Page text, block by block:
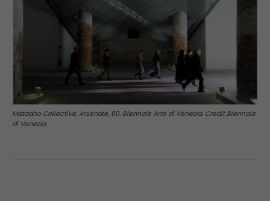
Mataaho Collective, Arsenale, 60. Biennale Arte di Venezia. Credit Biennale
di Venezia